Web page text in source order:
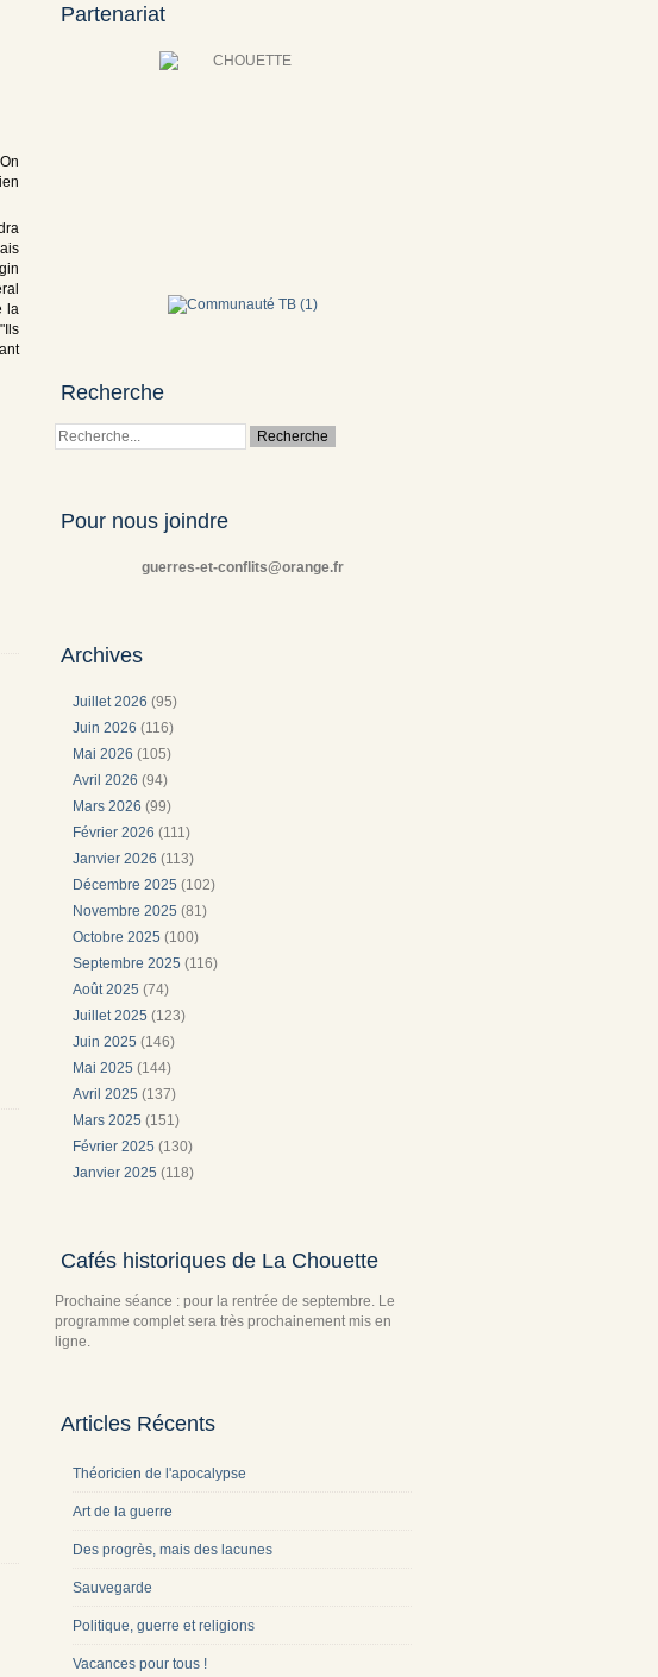
la
Partenariat
Recherche
Pour nous joindre
guerres-et-conflits@orange.fr
Archives
Juillet 2026 (95)
Juin 2026 (116)
Mai 2026 (105)
Avril 2026 (94)
Mars 2026 (99)
Février 2026 (111)
Janvier 2026 (113)
Décembre 2025 (102)
Novembre 2025 (81)
Octobre 2025 (100)
Septembre 2025 (116)
Août 2025 (74)
Juillet 2025 (123)
Juin 2025 (146)
Mai 2025 (144)
Avril 2025 (137)
Mars 2025 (151)
Février 2025 (130)
Janvier 2025 (118)
Cafés historiques de La Chouette
Prochaine séance : pour la rentrée de septembre. Le
programme complet sera très prochainement mis en
ligne.
Articles Récents
Théoricien de l'apocalypse
Art de la guerre
Des progrès, mais des lacunes
Sauvegarde
Politique, guerre et religions
Vacances pour tous !